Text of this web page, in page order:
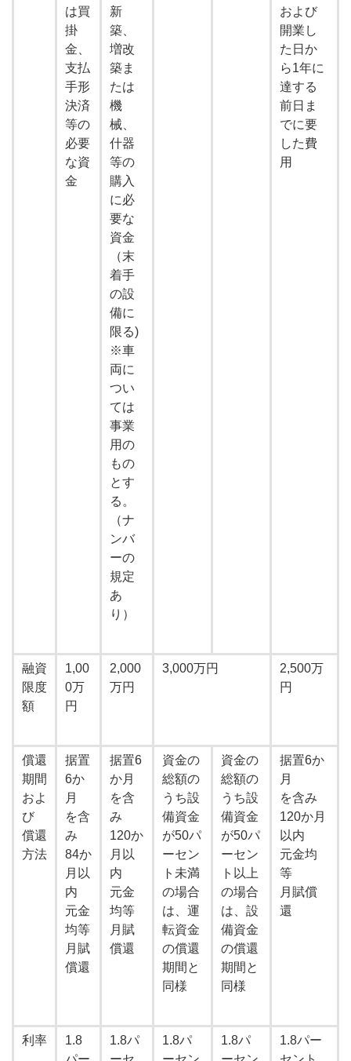
は買
掛
金、
支払
手形
決済
等の
必要
な資
金
新
築、
増改
築ま
たは
機
械、
什器
等の
購入
に必
要な
資金
（末
着手
の設
備に
限る)
※車
両に
つい
ては
事業
用の
もの
とす
る。
（ナ
ンバ
ーの
規定
あ
り）
および
開業し
た日か
ら1年に
達する
前日ま
でに要
した費
用
融資
限度
額
1,00
0万
円
2,000
万円
3,000万円
2,500万
円
償還
期間
およ
び
償還
方法
据置
6か
月
を含
み
84か
月以
内
元金
均等
月賦
償還
据置6
か月
を含
み
120か
月以
内
元金
均等
月賦
償還
資金の
総額の
うち設
備資金
が50パ
ーセン
ト未満
の場合
は、運
転資金
の償還
期間と
同様
資金の
総額の
うち設
備資金
が50パ
ーセン
ト以上
の場合
は、設
備資金
の償還
期間と
同様
据置6か
月
を含み
120か月
以内
元金均
等
月賦償
還
利率
1.8
1.8パ
1.8パ
1.8パ
1.8パー